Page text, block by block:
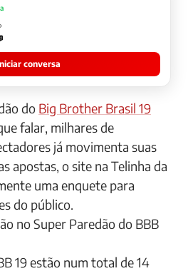
conversa
do Big Brother Brasil 19
falar, milhares de
já movimenta suas
apostas, o site na Telinha da
uma enquete para
do público.
no Super Paredão do BBB
19 estão num total de 14